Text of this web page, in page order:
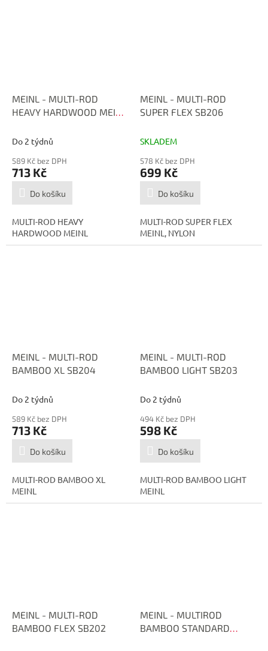
MEINL - MULTI-ROD
HEAVY HARDWOOD MEINL
Do 2 týdnů
589 Kč bez DPH
713 Kč
Do košíku
MULTI-ROD HEAVY
HARDWOOD MEINL
MEINL - MULTI-ROD
SUPER FLEX SB206
SKLADEM
578 Kč bez DPH
699 Kč
Do košíku
MULTI-ROD SUPER FLEX
MEINL, NYLON
MEINL - MULTI-ROD
BAMBOO XL SB204
Do 2 týdnů
589 Kč bez DPH
713 Kč
Do košíku
MULTI-ROD BAMBOO XL
MEINL
MEINL - MULTI-ROD
BAMBOO LIGHT SB203
Do 2 týdnů
494 Kč bez DPH
598 Kč
Do košíku
MULTI-ROD BAMBOO LIGHT
MEINL
MEINL - MULTI-ROD
BAMBOO FLEX SB202
MEINL - MULTIROD
BAMBOO STANDARD